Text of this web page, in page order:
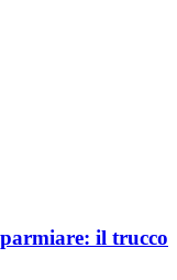
il trucco